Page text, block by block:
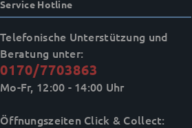
Service Hotline
Telefonische Unterstützung und
Beratung unter:
0170/7703863
Mo-Fr, 12:00 - 14:00 Uhr
Öffnungszeiten Click & Collect: